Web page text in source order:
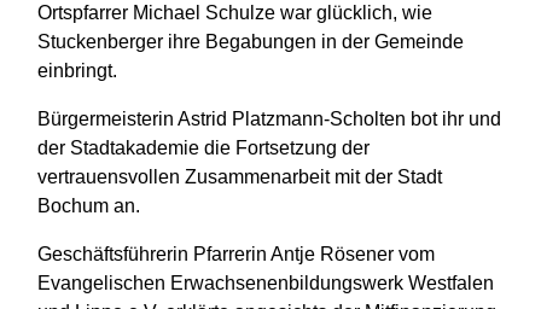
Ortspfarrer Michael Schulze war glücklich, wie
Stuckenberger ihre Begabungen in der Gemeinde
einbringt.
Bürgermeisterin Astrid Platzmann-Scholten bot ihr und
der Stadtakademie die Fortsetzung der
vertrauensvollen Zusammenarbeit mit der Stadt
Bochum an.
Geschäftsführerin Pfarrerin Antje Rösener vom
Evangelischen Erwachsenenbildungswerk Westfalen